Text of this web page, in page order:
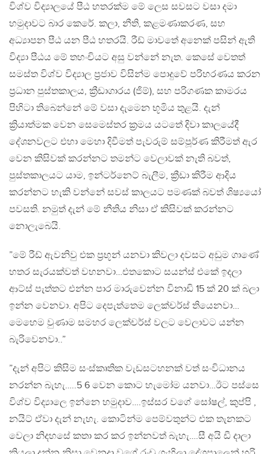
විශ්ව විද්‍යා‍ලයේ පීඨ හතරක්ම මේ ‍ලෙස සවසට වසා දමා
හමුදාවට බාර කෙරේ. කලා, නීති, කළමණාකරණ, සහ
අධ්‍යාපන පීඨ යන පීඨ හතරයි. රීඩ් මාවතේ අනෙක් පසින් ඇති
විද්‍යා පීඨය මේ තහංචියට අසු වන්නේ නැත. කෙසේ වෙතත්
සමස්ත විශ්ව විද්‍යාල ප්‍රජාව විසින්ම පොදුවේ පරිහරණය කරන
ප්‍රධාන පුස්තකාලය, ක්‍රීඩාගාරය (ජිම්), සහ පරිගණක කාමරය
පිහිටා තිබෙන්නේ මේ වසා දැමෙන භූමිය තුළයි. දැන්
ක්‍රියාත්මක වෙන සෙමෙස්තර ක්‍රමය යටතේ දිවා කාලයේදී
දේශනවලට එහා මෙහා දිවීමත් පැවරුම් සම්පූර්ණ කිරීමත් ඇර
වෙන කිසිවක් කරන්නට තමන්ට වෙලාවක් නැති බවත්,
පුස්තකාලයට යාම, ඉන්ටර්නෙට් බැලීම, ක්‍රීඩා කිරීම ආදිය
කරන්නට හැකි වන්නේ සවස් කාලයට පමණක් බවත් ශිෂ්‍යයෝ
පවසති. නමුත් දැන් මේ නීතිය නිසා ඒ කිසිවක් කරන්නට
නොලැබෙයි.
”මේ රීඩ් ඇවනිවු එක ප්‍රභූන් යනවා කිවලා දවසට අඩුම ගාණේ
හතර සැරයක්වත් වහනවා…එත‍කොට සයන්ස් එකේ ඉදලා
ආට්ස් පැත්තට එන්න පාර මාරුවෙන්න විනාඩි 15 ක් 20 ක් බලා
ඉන්න වෙනවා. අපිට දෙපැත්තෙම ලෙක්චර්ස් තියෙනවා…
මෙහෙම වුණාම සමහර ලෙක්චර්ස් වලට වෙලාවට යන්න
බැරිවෙනවා..”
”දැන් අපිට කිසිම සංස්කෘතික වැඩසටහනක් වත් සංවිධානය
නරන්න බැහැ…..5 6 වෙන කොට හැමෝම යනවා…ඊට පස්සෙ
විශ්ව විද්‍යාලෙ ඉන්නෙ හමුදාව….ඉස්සර ‍වගේ සෝෂල්, කුප්පි ,
නයිට් ඒවා දැන් නැහැ. කෙ‍ාටින්ම පෙම්වතුන්ට එක තැනකට
වෙලා නිදහසේ කතා කර කර ඉන්නවත් බැහැ….සී අයි ඩී දාලා